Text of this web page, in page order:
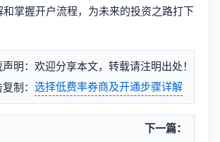
和掌握开户流程，为未来的投资之路打下
明：欢迎分享本文，转载请注明出处！
制： 选择低费率券商及开通步骤详解
下一篇：